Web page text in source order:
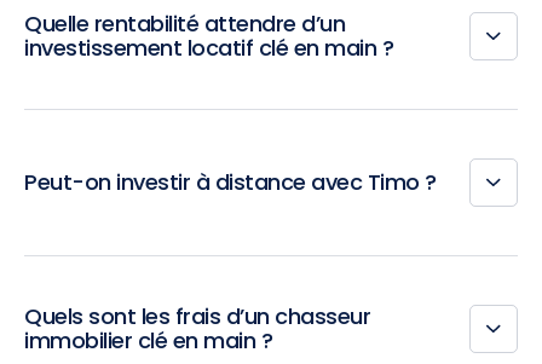
Quelle rentabilité attendre d’un
investissement locatif clé en main ?
Peut-on investir à distance avec Timo ?
Quels sont les frais d’un chasseur
immobilier clé en main ?